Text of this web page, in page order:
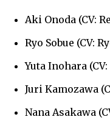
Aki Onoda (CV:
Ryo Sobue (CV:
Yuta Inohara
Juri Kamozawa
Nana Asakawa